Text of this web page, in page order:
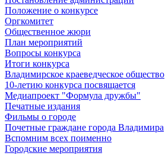
Положение о конкурсе
Оргкомитет
Общественное жюри
План мероприятий
Вопросы конкурса
Итоги конкурса
Владимирское краеведческое общество
10-летию конкурса посвящается
Медиапроект "Формула дружбы"
Печатные издания
Фильмы о городе
Почетные граждане города Владимира
Вспомним всех поименно
Городские мероприятия